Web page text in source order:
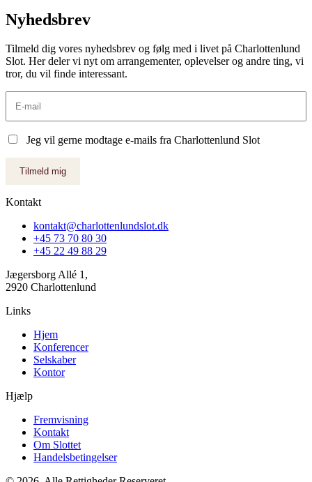
Nyhedsbrev
Tilmeld dig vores nyhedsbrev og følg med i livet på Charlottenlund
Slot. Her deler vi nyt om arrangementer, oplevelser og andre ting, vi
tror, du vil finde interessant.
Jeg vil gerne modtage e-mails fra Charlottenlund Slot
Tilmeld mig
Kontakt
kontakt@charlottenlundslot.dk
+45 73 70 80 30
+45 22 49 88 29
Jægersborg Allé 1,
2920 Charlottenlund
Links
Hjem
Konferencer
Selskaber
Kontor
Hjælp
Fremvisning
Kontakt
Om Slottet
Handelsbetingelser